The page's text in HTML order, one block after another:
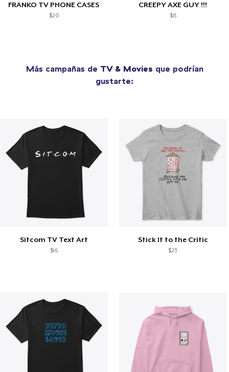
FRANKO TV PHONE CASES
$20
CREEPY AXE GUY !!!
$8
Más campañas de TV & Movies que podrían
gustarte:
Sitcom TV Text Art
$16
Stick It to the Critic
$23